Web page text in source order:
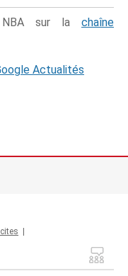
NBA sur la chaîne
Actualités
|